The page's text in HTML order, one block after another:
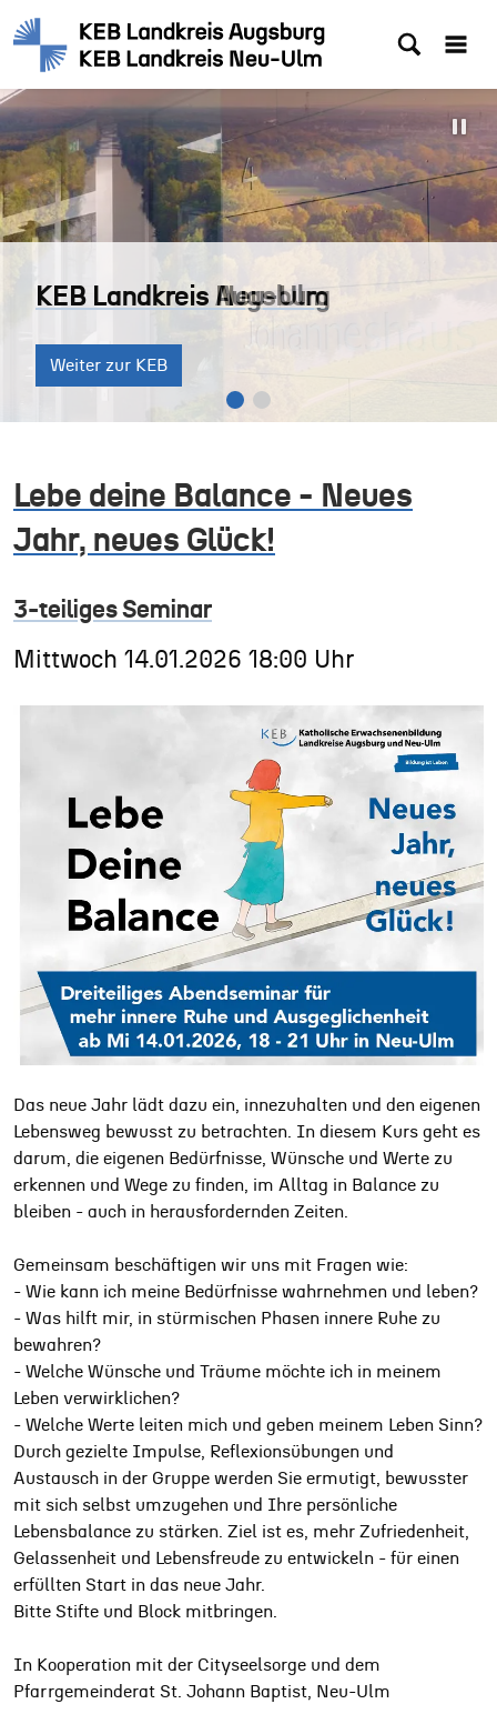
KEB Landkreis Augsburg
Weiter zur KEB
KEB Landkreis Neu-Ulm
Weiter zur KEB
KEB Landkreis Augsburg
Weiter zur KEB
Lebe deine Balance - Neues
Jahr, neues Glück!
3-teiliges Seminar
Mittwoch 14.01.2026 18:00 Uhr
Das neue Jahr lädt dazu ein, innezuhalten und den eigenen
Lebensweg bewusst zu betrachten. In diesem Kurs geht es
darum, die eigenen Bedürfnisse, Wünsche und Werte zu
erkennen und Wege zu finden, im Alltag in Balance zu
bleiben - auch in herausfordernden Zeiten.
Gemeinsam beschäftigen wir uns mit Fragen wie:
- Wie kann ich meine Bedürfnisse wahrnehmen und leben?
- Was hilft mir, in stürmischen Phasen innere Ruhe zu
bewahren?
- Welche Wünsche und Träume möchte ich in meinem
Leben verwirklichen?
- Welche Werte leiten mich und geben meinem Leben Sinn?
Durch gezielte Impulse, Reflexionsübungen und
Austausch in der Gruppe werden Sie ermutigt, bewusster
mit sich selbst umzugehen und Ihre persönliche
Lebensbalance zu stärken. Ziel ist es, mehr Zufriedenheit,
Gelassenheit und Lebensfreude zu entwickeln - für einen
erfüllten Start in das neue Jahr.
Bitte Stifte und Block mitbringen.
In Kooperation mit der Cityseelsorge und dem
Pfarrgemeinderat St. Johann Baptist, Neu-Ulm